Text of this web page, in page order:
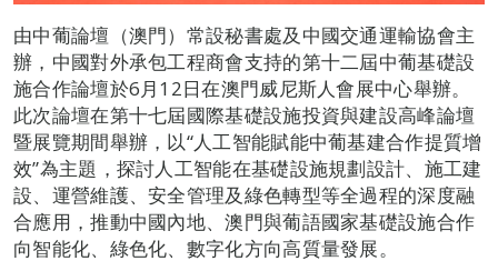
由中葡論壇（澳門）常設秘書處及中國交通運輸協會主
辦，中國對外承包工程商會支持的第十二屆中葡基礎設
施合作論壇於6月12日在澳門威尼斯人會展中心舉辦。
此次論壇在第十七屆國際基礎設施投資與建設高峰論壇
暨展覽期間舉辦，以“人工智能賦能中葡基建合作提質增
效”為主題，探討人工智能在基礎設施規劃設計、施工建
設、運營維護、安全管理及綠色轉型等全過程的深度融
合應用，推動中國內地、澳門與葡語國家基礎設施合作
向智能化、綠色化、數字化方向高質量發展。